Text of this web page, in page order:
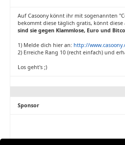
Auf Casoony könnt ihr mit sogenannten
bekommt diese täglich gratis, könnt diese
sind sie gegen Klammlose, Euro und
1) Melde dich hier an: http://
2) Erreiche Rang 10 (recht einfach) und
Los geht's ;)
Sponsor